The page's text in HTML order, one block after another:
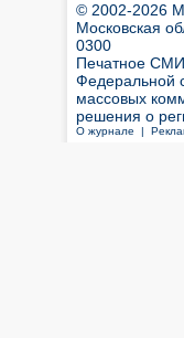
© 2002-2026
Московская
0300
Печатное СМИ
Федеральной
массовых
решения о
О журнале |